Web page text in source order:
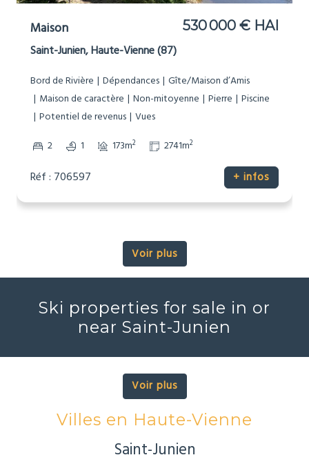
Maison 530 000 € HAI
Saint-Junien, Haute-Vienne (87)
Bord de Rivière Dépendances Gîte/Maison d’Amis
Maison de caractère
Non-mitoyenne Pierre
Piscine
Potentiel de revenus Vues
2
1 173m2 2741m2
Réf : 706597 + infos
Voir plus
Ski properties for sale in or
near Saint-Junien
Voir plus
Villes en Haute-Vienne
Saint-Junien